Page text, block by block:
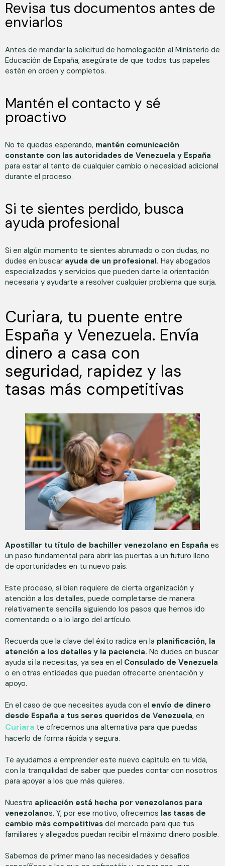
Revisa tus documentos antes de
enviarlos
Antes de mandar la solicitud de homologación al Ministerio de
Educación de España, asegúrate de que todos tus papeles
estén en orden y completos.
Mantén el contacto y sé
proactivo
No te quedes esperando, mantén comunicación
constante con las autoridades de Venezuela y España
para estar al tanto de cualquier cambio o necesidad adicional
durante el proceso.
Si te sientes perdido, busca
ayuda profesional
Si en algún momento te sientes abrumado o con dudas, no
dudes en buscar ayuda de un profesional. Hay abogados
especializados y servicios que pueden darte la orientación
necesaria y ayudarte a resolver cualquier problema que surja.
Curiara, tu puente entre
España y Venezuela. Envía
dinero a casa con
seguridad, rapidez y las
tasas más competitivas
Apostillar tu título de bachiller venezolano en España es
un paso fundamental para abrir las puertas a un futuro lleno
de oportunidades en tu nuevo país.
Este proceso, si bien requiere de cierta organización y
atención a los detalles, puede completarse de manera
relativamente sencilla siguiendo los pasos que hemos ido
comentando o a lo largo del artículo.
Recuerda que la clave del éxito radica en la planificación, la
atención a los detalles y la paciencia. No dudes en buscar
ayuda si la necesitas, ya sea en el Consulado de Venezuela
o en otras entidades que puedan ofrecerte orientación y
apoyo.
En el caso de que necesites ayuda con el envío de dinero
desde España a tus seres queridos de Venezuela, en
Curiara te ofrecemos una alternativa para que puedas
hacerlo de forma rápida y segura.
Te ayudamos a emprender este nuevo capítulo en tu vida,
con la tranquilidad de saber que puedes contar con nosotros
para apoyar a los que más quieres.
Nuestra aplicación está hecha por venezolanos para
venezolanos. Y, por ese motivo, ofrecemos las tasas de
cambio más competitivas del mercado para que tus
familiares y allegados puedan recibir el máximo dinero posible.
Sabemos de primer mano las necesidades y desafíos